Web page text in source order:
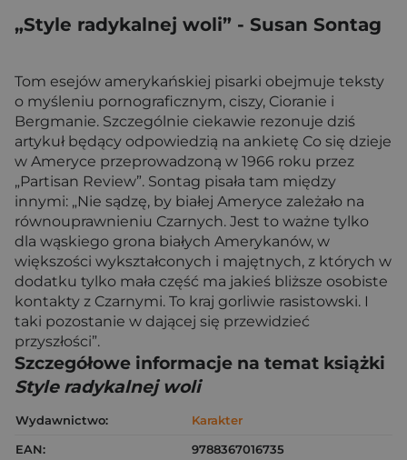
„Style radykalnej woli” - Susan Sontag
Tom esejów amerykańskiej pisarki obejmuje teksty
o myśleniu pornograficznym, ciszy, Cioranie i
Bergmanie. Szczególnie ciekawie rezonuje dziś
artykuł będący odpowiedzią na ankietę Co się dzieje
w Ameryce przeprowadzoną w 1966 roku przez
„Partisan Review”. Sontag pisała tam między
innymi: „Nie sądzę, by białej Ameryce zależało na
równouprawnieniu Czarnych. Jest to ważne tylko
dla wąskiego grona białych Amerykanów, w
większości wykształconych i majętnych, z których w
dodatku tylko mała część ma jakieś bliższe osobiste
kontakty z Czarnymi. To kraj gorliwie rasistowski. I
taki pozostanie w dającej się przewidzieć
przyszłości”.
Szczegółowe informacje na temat książki
Style radykalnej woli
Wydawnictwo:
Karakter
EAN:
9788367016735